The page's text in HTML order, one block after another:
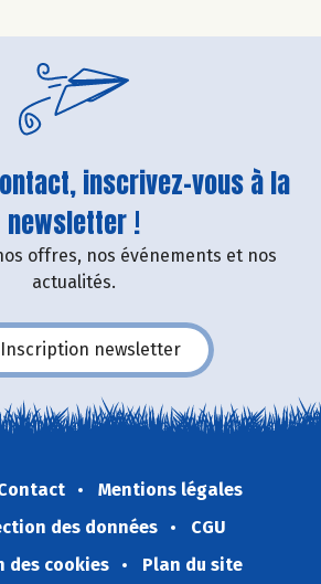
inscrivez-vous à la
newsletter !
offres, nos événements et nos
actualités.
Inscription newsletter
Mentions légales
des données
CGU
des cookies
Plan du site